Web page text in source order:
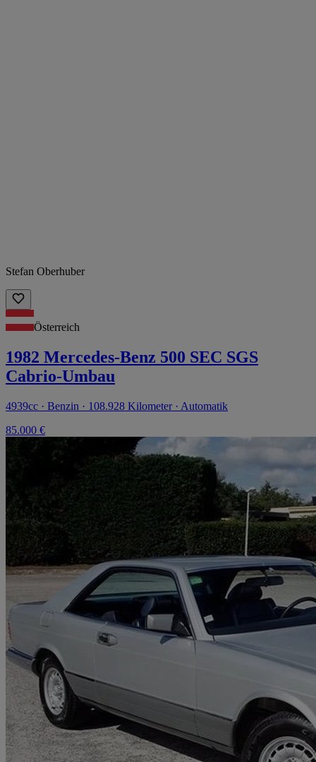
Stefan Oberhuber
Österreich
1982 Mercedes-Benz 500 SEC SGS
Cabrio-Umbau
4939cc · Benzin · 108.928 Kilometer · Automatik
85.000 €